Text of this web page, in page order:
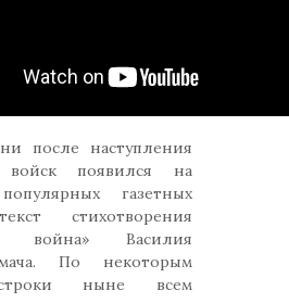
после наступления
войск появился на
газетных
стихотворения
война» Василия
По некоторым
ныне всем